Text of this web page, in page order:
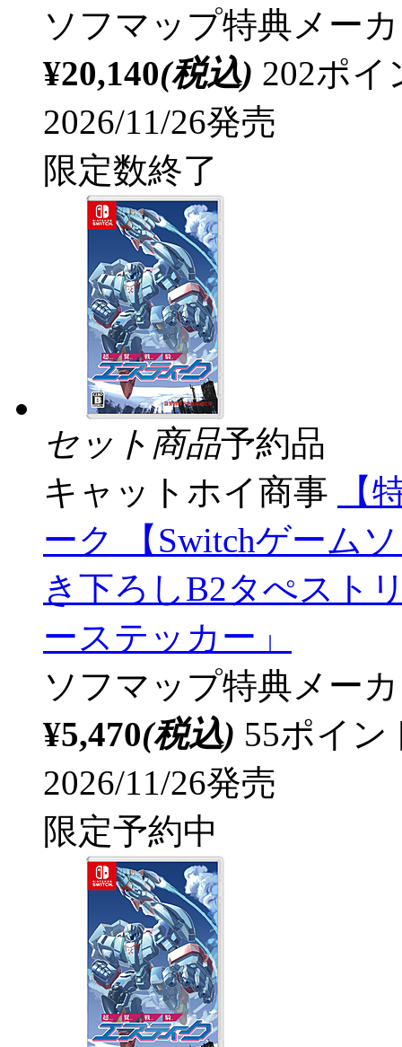
ソフマップ特典メー
¥20,140(税込) 202ポ
2026/11/26発売
限定数終了
セット商品予約品
キャットホイ商事
【
ーク 【Switchゲーム
き下ろしB2タぺスト
ーステッカー」
ソフマップ特典メー
¥5,470(税込) 55ポイ
2026/11/26発売
限定予約中